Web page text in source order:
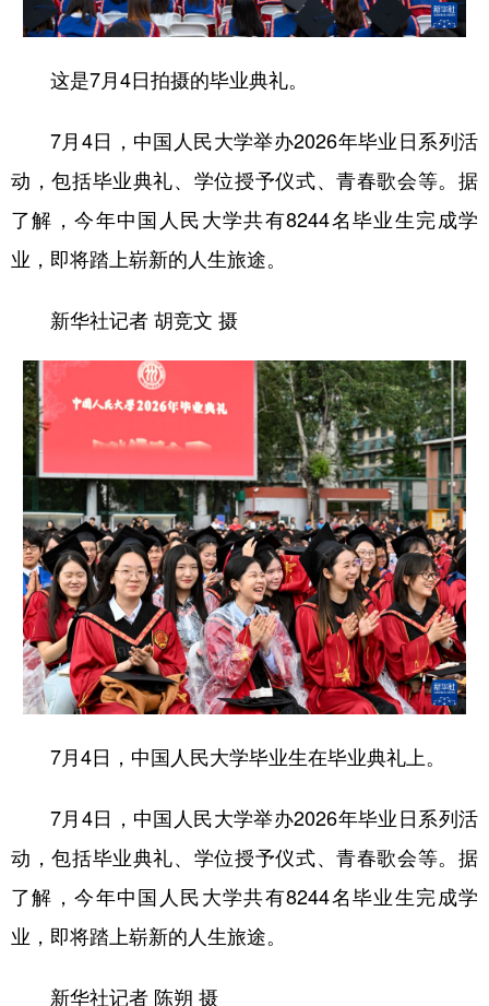
食品 人居 信息化 数字经济
学术中国 乡村振兴
公益 一带一路 上市公司
文化产业
地方频道
河北 山西
上海 江苏
浙江 安徽 福建 江西
山东 河南 湖北 湖南
广东 广西 海南 重庆
四川 贵州 云南 西藏
陕西 甘肃 青海 宁夏
新疆 内蒙古 黑龙江
Русский язык 한국어
Deutsch Português
这是7月4日拍摄的毕业典礼。
7月4日，中国人民大学举办2026年毕业日系列活
动，包括毕业典礼、学位授予仪式、青春歌会等。据
了解，今年中国人民大学共有8244名毕业生完成学
业，即将踏上崭新的人生旅途。
新华社记者 胡竞文 摄
7月4日，中国人民大学毕业生在毕业典礼上。
7月4日，中国人民大学举办2026年毕业日系列活
动，包括毕业典礼、学位授予仪式、青春歌会等。据
了解，今年中国人民大学共有8244名毕业生完成学
业，即将踏上崭新的人生旅途。
新华社记者 陈朔 摄